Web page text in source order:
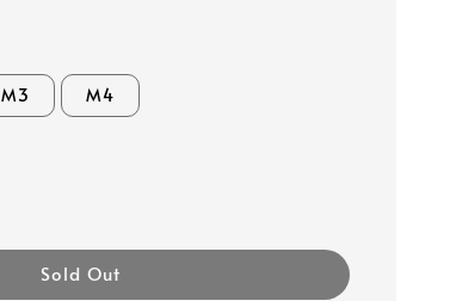
M3 M4
Sold Out